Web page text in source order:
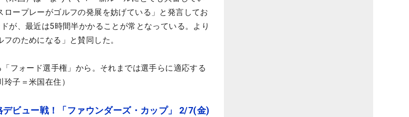
ープレーがゴルフの発展を妨げている」と発言してお
が、最近は5時間半かかることが常となっている。より
のためになる」と賛同した。
フォード選手権」から。それまでは選手らに適応する
子＝米国在住）
ビュー戦！「ファウンダーズ・カップ」 2/7(金)